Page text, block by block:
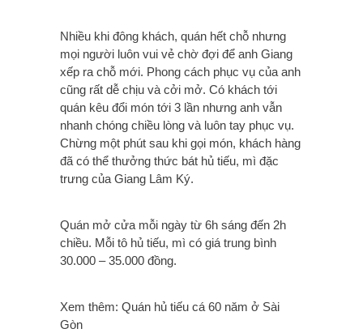
Nhiều khi đông khách, quán hết chỗ nhưng
mọi người luôn vui vẻ chờ đợi để anh Giang
xếp ra chỗ mới. Phong cách phục vụ của anh
cũng rất dễ chịu và cởi mở. Có khách tới
quán kêu đổi món tới 3 lần nhưng anh vẫn
nhanh chóng chiều lòng và luôn tay phục vụ.
Chừng một phút sau khi gọi món, khách hàng
đã có thể thưởng thức bát hủ tiếu, mì đặc
trưng của Giang Lâm Ký.
Quán mở cửa mỗi ngày từ 6h sáng đến 2h
chiều. Mỗi tô hủ tiếu, mì có giá trung bình
30.000 – 35.000 đồng.
Xem thêm: Quán hủ tiếu cá 60 năm ở Sài
Gòn